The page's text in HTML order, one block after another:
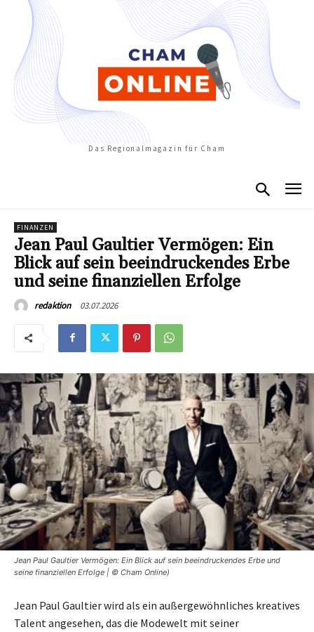
Das Regionalmagazin für Cham
FINANZEN
Jean Paul Gaultier Vermögen: Ein
Blick auf sein beeindruckendes Erbe
und seine finanziellen Erfolge
redaktion 03.07.2026
Jean Paul Gaultier Vermögen: Ein Blick auf sein beeindruckendes Erbe und
seine finanziellen Erfolge | © Cham Online)
Jean Paul Gaultier wird als ein außergewöhnliches kreatives
Talent angesehen, das die Modewelt mit seiner